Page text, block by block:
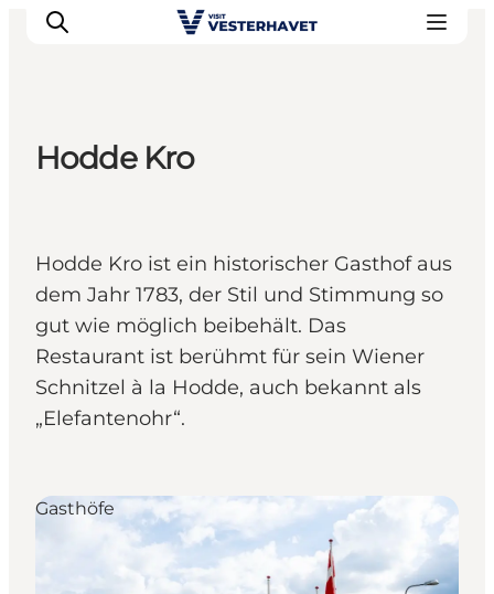
Unsere Städte
Essen & Übernachtung
Tickets kaufen
Plane deine Reise
Hodde Kro
Hodde Kro ist ein historischer Gasthof aus
dem Jahr 1783, der Stil und Stimmung so
gut wie möglich beibehält. Das
Restaurant ist berühmt für sein Wiener
Schnitzel à la Hodde, auch bekannt als
„Elefantenohr“.
Gasthöfe